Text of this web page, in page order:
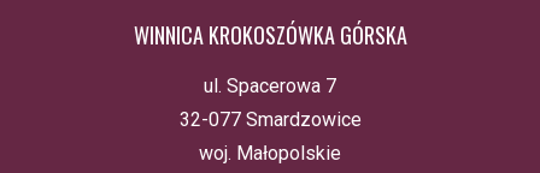
WINNICA KROKOSZÓWKA GÓRSKA
ul. Spacerowa 7
32-077 Smardzowice
woj. Małopolskie